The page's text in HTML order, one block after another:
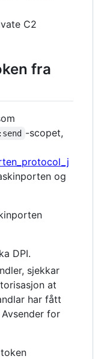
C2
fra
-scopet,
og
DPI.
sjekkar
at
har fått
for